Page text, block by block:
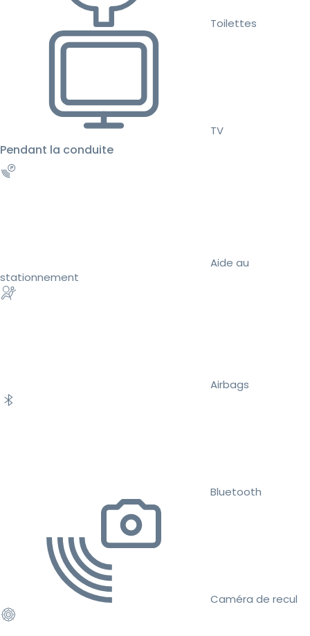
Toilettes
TV
Pendant la conduite
Aide au
stationnement
Airbags
Bluetooth
Caméra de recul